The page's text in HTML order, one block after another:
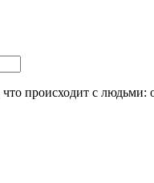
происходит с